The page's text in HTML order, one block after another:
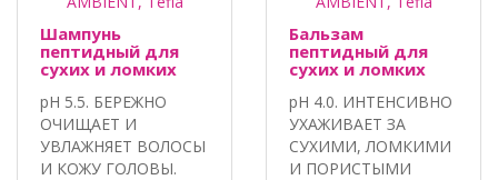
Шампунь
пептидный для
сухих и ломких
волос AMBIENT,
Tefia
pH 5.5. БЕРЕЖНО
ОЧИЩАЕТ И
УВЛАЖНЯЕТ ВОЛОСЫ
И КОЖУ ГОЛОВЫ.
Бальзам
пептидный для
сухих и ломких
волос AMBIENT,
Tefia
pH 4.0. ИНТЕНСИВНО
УХАЖИВАЕТ ЗА
СУХИМИ, ЛОМКИМИ
И ПОРИСТЫМИ